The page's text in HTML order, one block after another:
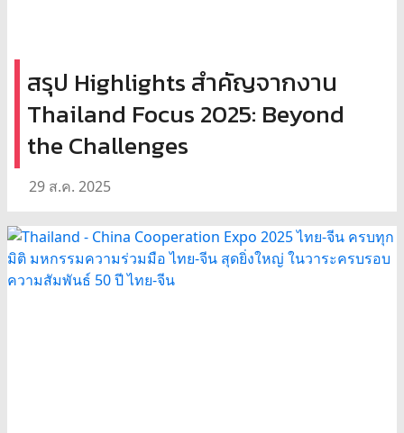
สรุป Highlights สำคัญจากงาน
Thailand Focus 2025: Beyond
the Challenges
29 ส.ค. 2025